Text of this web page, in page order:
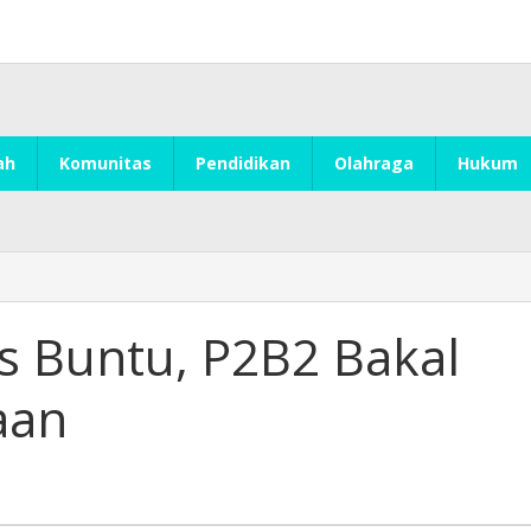
Komunitas Pendidikan Olahraga Hukum
Buntu, P2B2 Bakal